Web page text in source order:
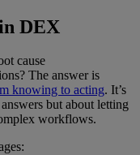
DEX
cause
The answer is
knowing to acting. It’s
but about letting
workflows.